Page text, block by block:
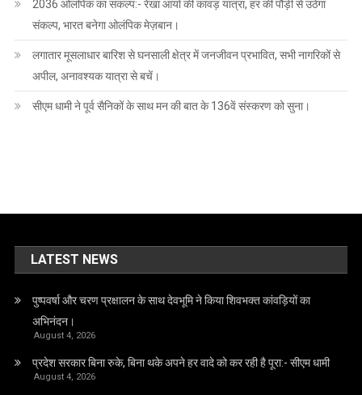
2036 ओलंपिक का संकल्प:- रेखा आर्या की कावड़ यात्रा, हर की पौड़ी से उठेगा
संकल्प, भारत बनेगा ओलंपिक मेज़बान।
लगातार मूसलाधार बारिश से घनसाली क्षेत्र में जनजीवन प्रभावित, सभी नागरिकों से
अपील, अनावश्यक यात्रा से बचें।
सीएम धामी ने पूर्व सैनिकों के साथ मन की बात के 136वें संस्करण को सुना।
LATEST NEWS
पुष्पवर्षा और चरण प्रक्षालन के साथ देवभूमि ने किया शिवभक्त कांवड़ियों का
अभिनंदन।
August 4, 2026
प्रदेश सरकार बिना रुके, बिना थके अपने हर वादे को कर रही है पूरा:- सीएम धामी
August 4, 2026